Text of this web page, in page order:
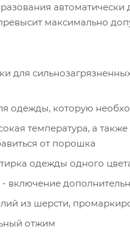
максимально
для
одежды, которую
температура, а
от порошка
одежды одного
включение
из шерсти,
отжим